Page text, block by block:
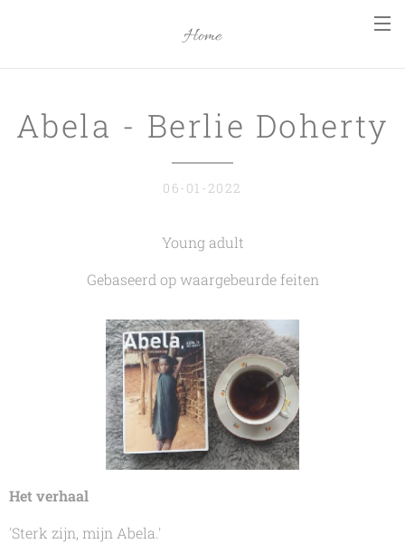
Home
Abela - Berlie Doherty
06-01-2022
Young adult
Gebaseerd op waargebeurde feiten
Het verhaal
'Sterk zijn, mijn Abela.'